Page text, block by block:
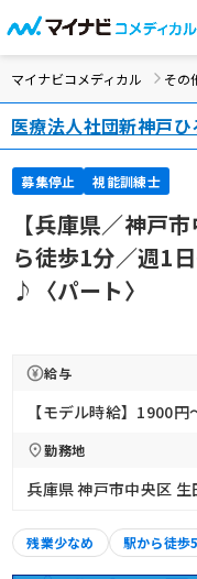
マイナビコメディカル その
医療法人社団新神戸
募集停止 視能訓練士
【兵庫県／神戸
ら徒歩1分／週1
♪〈パート〉
給与
【モデル時給】1900円
勤務地
兵庫県 神戸市中央区
残業少なめ 駅から徒歩